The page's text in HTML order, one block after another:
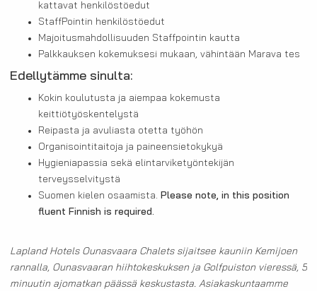
kattavat henkilöstöedut
StaffPointin henkilöstöedut
Majoitusmahdollisuuden Staffpointin kautta
Palkkauksen kokemuksesi mukaan, vähintään Marava tes
Edellytämme sinulta:
Kokin koulutusta ja aiempaa kokemusta
keittiötyöskentelystä
Reipasta ja avuliasta otetta työhön
Organisointitaitoja ja paineensietokykyä
Hygieniapassia sekä elintarviketyöntekijän
terveysselvitystä
Suomen kielen osaamista. Please note, in this position
fluent Finnish is required.
Lapland Hotels Ounasvaara Chalets sijaitsee kauniin Kemijoen
rannalla, Ounasvaaran hiihtokeskuksen ja Golfpuiston vieressä, 5
minuutin ajomatkan päässä keskustasta. Asiakaskuntaamme